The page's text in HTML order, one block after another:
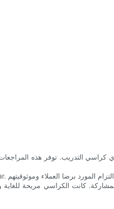
كراسي التدريب. توفر هذه